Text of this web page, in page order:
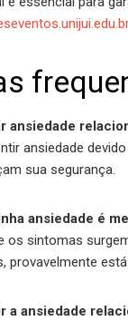
ansiedade
ansiedade
sua segurança.
ansiedade é
os sintomas
provavelmente
a ansiedade